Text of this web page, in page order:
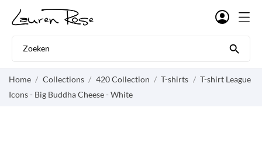

Home Collections 420 Collection T-shirts
T-shirt League
Icons - Big Buddha Cheese - White